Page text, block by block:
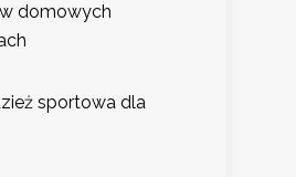
domowych
sportowa dla